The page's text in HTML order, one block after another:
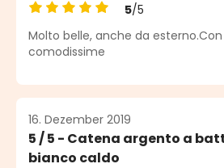
Durchschnittliche Bewertung
5/5
Molto belle, anche da
comodissime
16. Dezember 2019
5 / 5 - Catena argento a
bianco caldo